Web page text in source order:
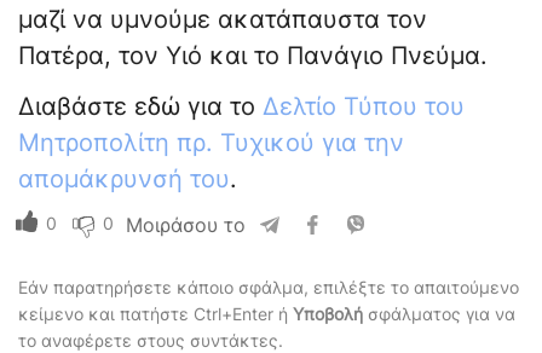
μαζί να υμνούμε ακατάπαυστα τον
Πατέρα, τον Υιό και το Πανάγιο Πνεύμα.
Διαβάστε εδώ για το Δελτίο Τύπου του
Μητροπολίτη πρ. Τυχικού για την
απομάκρυνσή του.
0 0 Μοιράσου το
Εάν παρατηρήσετε κάποιο σφάλμα, επιλέξτε το απαιτούμενο
κείμενο και πατήστε Ctrl+Enter ή Υποβολή σφάλματος για να
το αναφέρετε στους συντάκτες.